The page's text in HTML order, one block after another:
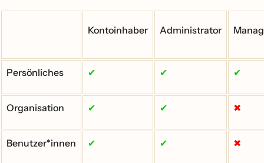
Kontoinhaber Administrator
Persönliches ✔ ✔ ✔
Organisation ✔ ✔ ✖
Benutzer*innen ✔ ✔ ✖